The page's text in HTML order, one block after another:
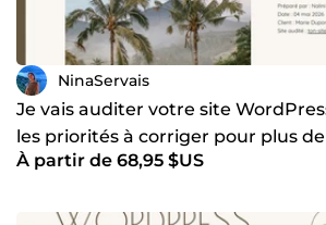
NinaServais
Je vais auditer votre site
les priorités à corriger pour plus
À partir de 68,95 $US